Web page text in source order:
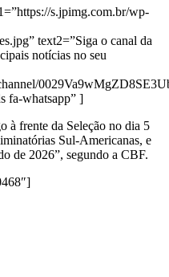
s.jpimg.com.br/wp-
text2=”Siga o canal da
notícias no seu
fa-whatsapp” ]
à frente da Seleção no dia 5
Sul-Americanas, e
de 2026”, segundo a CBF.